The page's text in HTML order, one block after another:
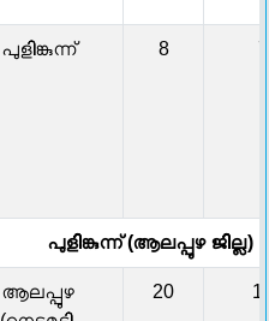
പുളിങ്കുന്ന് 8 7
പുളിങ്കുന്ന് (ആലപ്പുഴ ജില്ല)
ആലപ്പുഴ
20